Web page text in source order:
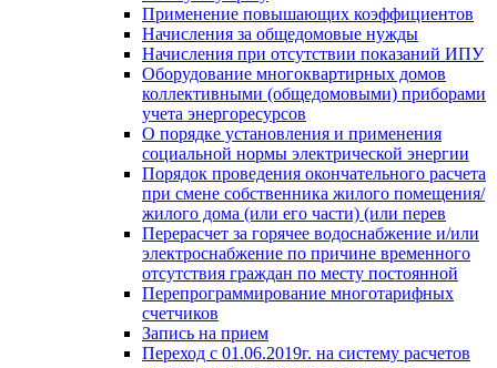
Применение повышающих коэффициентов
Начисления за общедомовые нужды
Начисления при отсутствии показаний ИПУ
Оборудование многоквартирных домов
коллективными (общедомовыми) приборами
учета энергоресурсов
О порядке установления и применения
социальной нормы электрической энергии
Порядок проведения окончательного расчета
при смене собственника жилого помещения/
жилого дома (или его части) (или перев
Перерасчет за горячее водоснабжение и/или
электроснабжение по причине временного
отсутствия граждан по месту постоянной
Перепрограммирование многотарифных
счетчиков
Запись на прием
Переход с 01.06.2019г. на систему расчетов